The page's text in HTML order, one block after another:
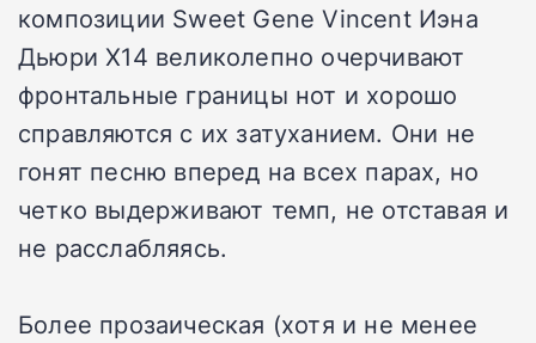
композиции Sweet Gene Vincent Иэна
Дьюри X14 великолепно очерчивают
фронтальные границы нот и хорошо
справляются с их затуханием. Они не
гонят песню вперед на всех парах, но
четко выдерживают темп, не отставая и
не расслабляясь.
Более прозаическая (хотя и не менее